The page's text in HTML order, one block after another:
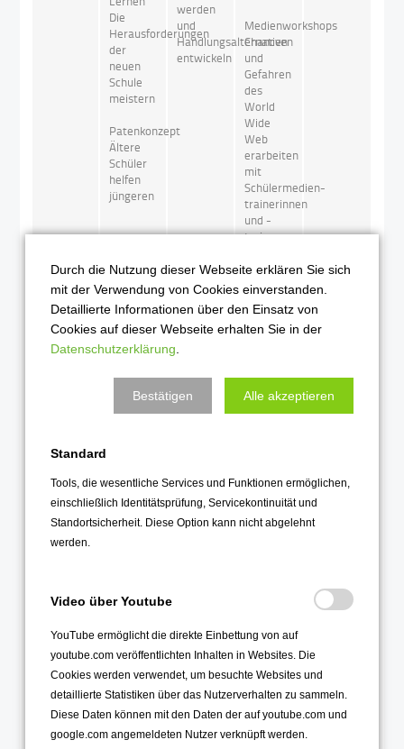
Die
Herausforderungen
der
neuen
Schule
meistern
Patenkonzept
Ältere
Schüler
helfen
jüngeren
werden
und
Handlungsalternativen
entwickeln
Medienworkshops
Chancen
und
Gefahren
des
World
Wide
Web
erarbeiten
mit
Schülermedien-
trainerinnen
und -
trainern
8-10
Herausforderungsprojekt
Ein
eigenes
Projekt
und
durchführen
Projekttag
zum
Thema
Pubertät
Partner:
pro
Frauenhilfe…
Drogen -
kein
Führerschein?
– Keine
Chance!
Erteilung
des
werden
Schüler-
als Patin
Pate
beim
Diakoniepraktikum
als
Unterstützerin
werden
Schulsanitäterin
oder -
sanitäter
Aktiv
Schülermedien-
trainer
und
jüngeren
Klassen
beim
Weg
durchs
Aktiv
als
BusScout
Partner:
Polizei &
GOEVB
Durch die Nutzung dieser Webseite erklären Sie sich
mit der Verwendung von Cookies einverstanden.
Detaillierte Informationen über den Einsatz von
Cookies auf dieser Webseite erhalten Sie in der
Datenschutzerklärung
Bestätigen Alle akzeptieren
Standard
Tools, die wesentliche Services und Funktionen ermöglichen,
einschließlich Identitätsprüfung, Servicekontinuität und
Standortsicherheit. Diese Option kann nicht abgelehnt
werden.
Video über Youtube
YouTube ermöglicht die direkte Einbettung von auf
youtube.com veröffentlichten Inhalten in Websites. Die
Cookies werden verwendet, um besuchte Websites und
detaillierte Statistiken über das Nutzerverhalten zu sammeln.
Diese Daten können mit den Daten der auf youtube.com und
google.com angemeldeten Nutzer verknüpft werden.